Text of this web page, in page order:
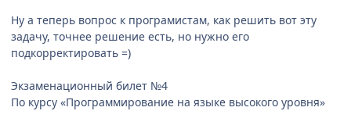
Ну а теперь вопрос к програмистам, как решить вот эту
задачу, точнее решение есть, но нужно его
подкорректировать =)
Экзаменационный билет №4
По курсу «Программирование на языке высокого уровня»